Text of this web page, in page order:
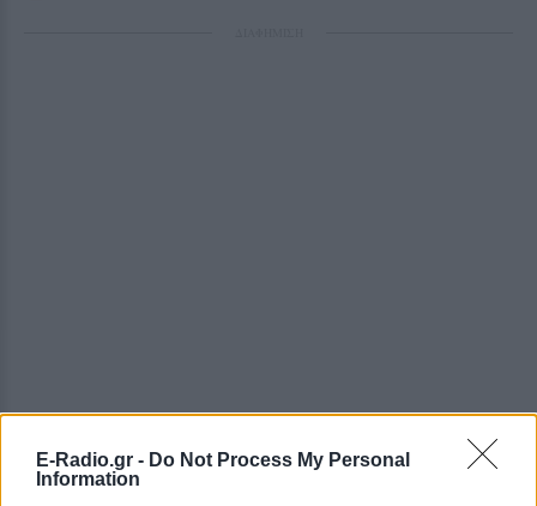
E-Radio.gr - Do Not Process My Personal
Information